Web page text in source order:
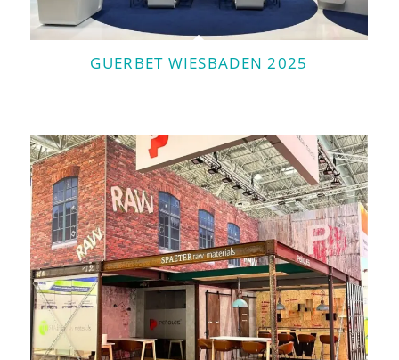
GUERBET WIESBADEN 2025